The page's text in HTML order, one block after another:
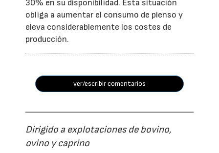
30% en su disponibilidad. Esta situación
obliga a aumentar el consumo de pienso y
eleva considerablemente los costes de
producción.
ver/escribir comentarios
Dirigido a explotaciones de bovino,
ovino y caprino